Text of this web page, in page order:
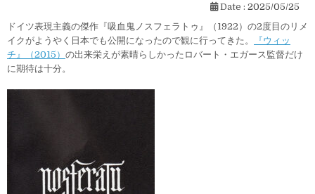
Date : 2025/05/25
ドイツ表現主義の傑作『吸血鬼ノスフェラトゥ』（1922）の2度目のリメ
イクがようやく日本でも公開になったので観に行ってきた。
『ウィッ
チ』（2015） の出来栄えが素晴らしかったロバート・エガース監督だけ
に期待は十分。